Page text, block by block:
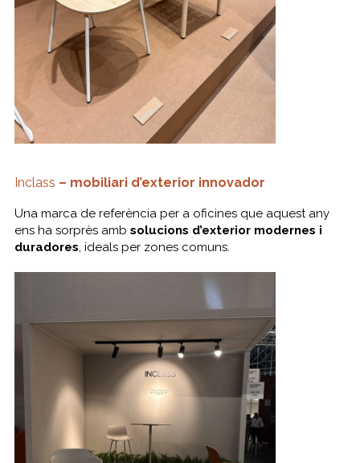
Inclass – mobiliari d’exterior innovador
Una marca de referència per a oficines que aquest any
ens ha sorprès amb solucions d’exterior modernes i
duradores, ideals per zones comuns.